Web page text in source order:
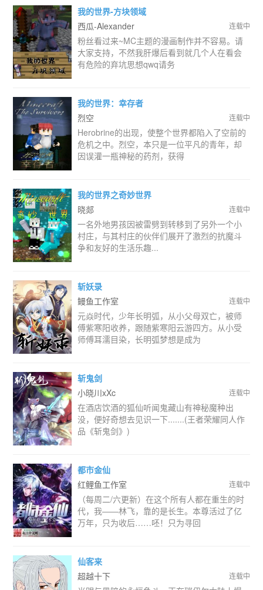
我的世界-方块领域
西瓜-Alexander
连载中
粉丝看过来~MC主题的漫画制作并不容易。请
大家支持，不然我肝爆后看到就几个人在看会
有危险的弃坑思想qwq请务
我的世界：幸存者
烈空
连载中
Herobrine的出现，使整个世界都陷入了空前的
危机之中。烈空，本只是一位平凡的青年，却
因误灌一瓶神秘的药剂，获得
我的世界之奇妙世界
晓郯
连载中
一名外地男孩因被雷劈到转移到了另外一个小
村庄，与其村庄的伙伴们展开了激烈的抗魔斗
争和友好的生活乐趣...
斩妖录
鳗鱼工作室
连载中
元焱时代，少年长明弧，从小父母双亡，被师
傅紫寒阳收养，跟随紫寒阳云游四方。从小受
师傅耳濡目染，长明弧梦想是成为
斩鬼剑
小晓川xXc
连载中
在酒店饮酒的狐仙听闻鬼藏山有神秘魔种出
没，便好奇想去见识一下.......(王者荣耀同人作
品《斩鬼剑》)
都市金仙
红鲤鱼工作室
连载中
（每周二/六更新）在这个所有人都在重生的时
代，我——林飞，靠的是长生。本尊活过了亿
万年，只为收后……呸！只为寻回
仙客来
超越十下
连载中